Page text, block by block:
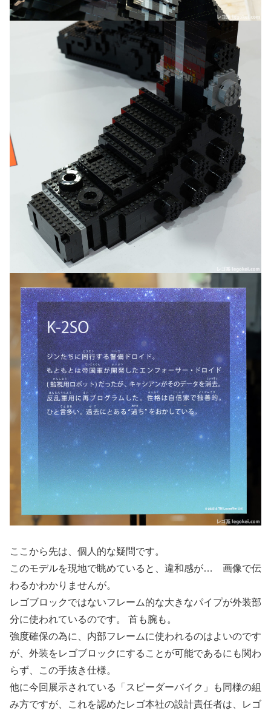
ここから先は、個人的な疑問です。
このモデルを現地で眺めていると、違和感が… 画像で伝
わるかわかりませんが。
レゴブロックではないフレーム的な大きなパイプが外装部
分に使われているのです。 首も腕も。
強度確保の為に、内部フレームに使われるのはよいのです
が、外装をレゴブロックにすることが可能であるにも関わ
らず、この手抜き仕様。
他に今回展示されている「スピーダーバイク」も同様の組
み方ですが、これを認めたレゴ本社の設計責任者は、レゴ